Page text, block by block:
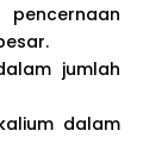
jumlah
dalam